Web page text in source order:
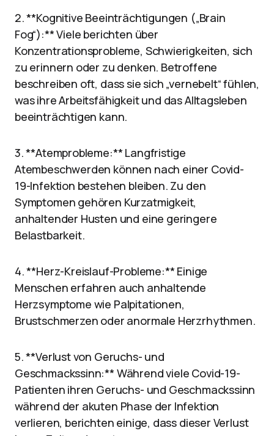
2. **Kognitive Beeinträchtigungen („Brain
Fog“):** Viele berichten über
Konzentrationsprobleme, Schwierigkeiten, sich
zu erinnern oder zu denken. Betroffene
beschreiben oft, dass sie sich „vernebelt“ fühlen,
was ihre Arbeitsfähigkeit und das Alltagsleben
beeinträchtigen kann.
3. **Atemprobleme:** Langfristige
Atembeschwerden können nach einer Covid-
19-Infektion bestehen bleiben. Zu den
Symptomen gehören Kurzatmigkeit,
anhaltender Husten und eine geringere
Belastbarkeit.
4. **Herz-Kreislauf-Probleme:** Einige
Menschen erfahren auch anhaltende
Herzsymptome wie Palpitationen,
Brustschmerzen oder anormale Herzrhythmen.
5. **Verlust von Geruchs- und
Geschmackssinn:** Während viele Covid-19-
Patienten ihren Geruchs- und Geschmackssinn
während der akuten Phase der Infektion
verlieren, berichten einige, dass dieser Verlust